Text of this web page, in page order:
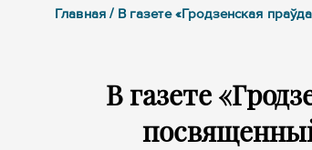
Главная / В газете «Гродзенская
В газете